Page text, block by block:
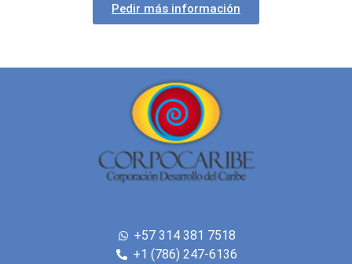
Pedir más información
+57 314 381 7518
+1 (786) 247-6136